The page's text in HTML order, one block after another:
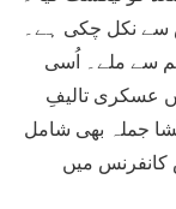
سے نکل چکی ہے۔
سے ملے۔ اُسی
عسکری تالیفِ
جملہ بھی شامل
کانفرنس میں